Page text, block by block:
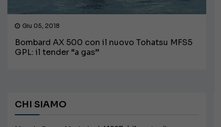
Giu 05, 2018
Bombard AX 500 con il nuovo Tohatsu MFS5
GPL: il tender “a gas”
CHI SIAMO